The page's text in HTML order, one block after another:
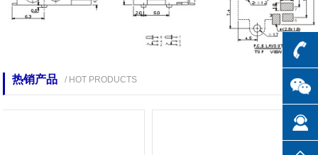
热销产品 / HOT PRODUCTS